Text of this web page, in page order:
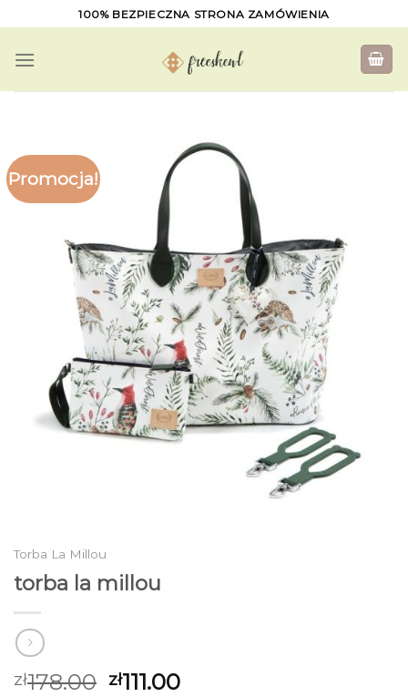
to
content
100% BEZPIECZNA STRONA ZAMÓWIENIA
Promocja!
Torba La Millou
torba la millou
zł178.00 zł111.00